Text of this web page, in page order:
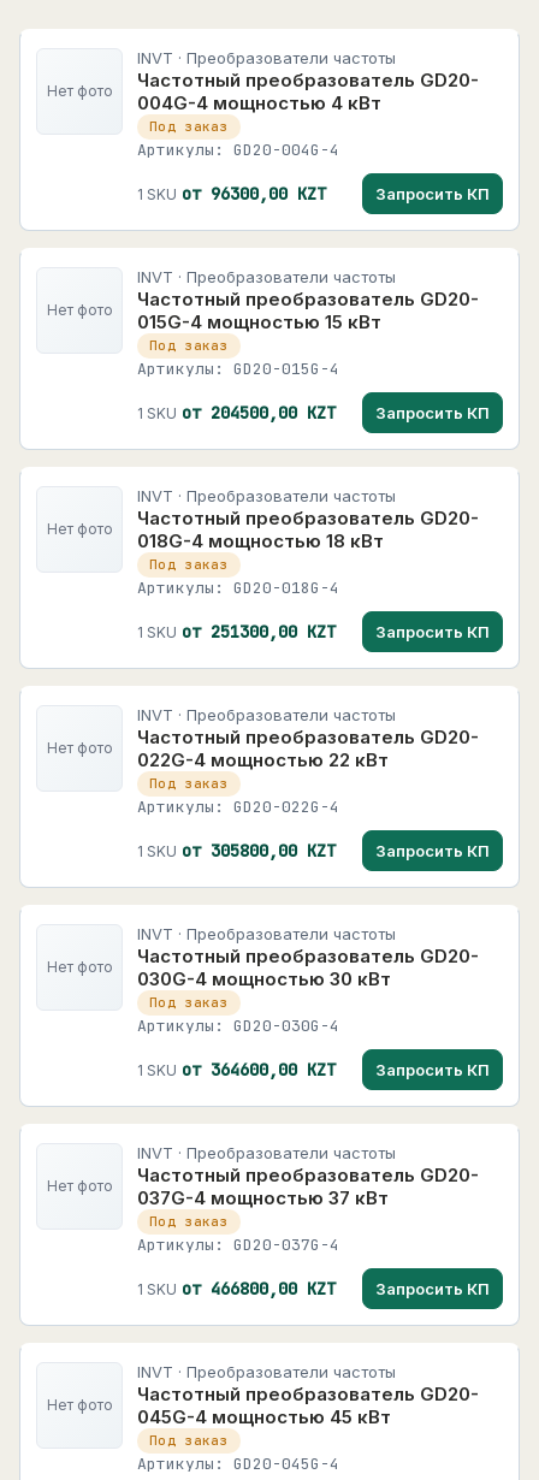
Нет фото
INVT · Преобразователи частоты
Частотный преобразователь GD20-
004G-4 мощностью 4 кВт
Под заказ
Артикулы: GD20-004G-4
1 SKU от 96300,00 KZT Запросить КП
Нет фото
INVT · Преобразователи частоты
Частотный преобразователь GD20-
015G-4 мощностью 15 кВт
Под заказ
Артикулы: GD20-015G-4
1 SKU от 204500,00 KZT Запросить КП
Нет фото
INVT · Преобразователи частоты
Частотный преобразователь GD20-
018G-4 мощностью 18 кВт
Под заказ
Артикулы: GD20-018G-4
1 SKU от 251300,00 KZT Запросить КП
Нет фото
INVT · Преобразователи частоты
Частотный преобразователь GD20-
022G-4 мощностью 22 кВт
Под заказ
Артикулы: GD20-022G-4
1 SKU от 305800,00 KZT Запросить КП
Нет фото
INVT · Преобразователи частоты
Частотный преобразователь GD20-
030G-4 мощностью 30 кВт
Под заказ
Артикулы: GD20-030G-4
1 SKU от 364600,00 KZT Запросить КП
Нет фото
INVT · Преобразователи частоты
Частотный преобразователь GD20-
037G-4 мощностью 37 кВт
Под заказ
Артикулы: GD20-037G-4
1 SKU от 466800,00 KZT Запросить КП
Нет фото
INVT · Преобразователи частоты
Частотный преобразователь GD20-
045G-4 мощностью 45 кВт
Под заказ
Артикулы: GD20-045G-4